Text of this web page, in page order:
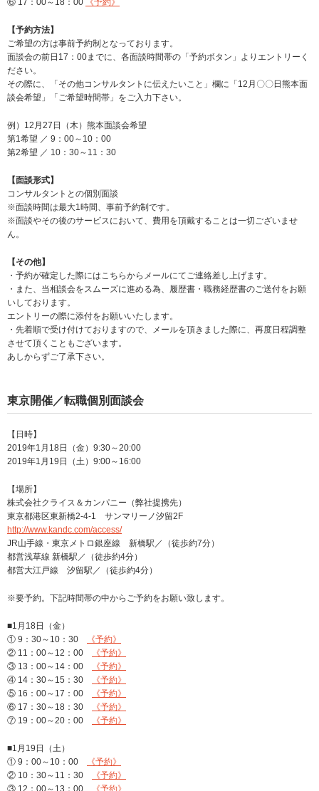
⑥ 17：00～18：00
《予約》
【予約方法】
ご希望の方は事前予約制となっております。
面談会の前日17：00までに、各面談時間帯の「予約ボタン」よりエントリーく
ださい。
その際に、「その他コンサルタントに伝えたいこと」欄に「12月〇〇日熊本面
談会希望」「ご希望時間帯」をご入力下さい。
例）12月27日（木）熊本面談会希望
第1希望 ／ 9：00～10：00
第2希望 ／ 10：30～11：30
【面談形式】
コンサルタントとの個別面談
※面談時間は最大1時間、事前予約制です。
※面談やその後のサービスにおいて、費用を頂戴することは一切ございませ
ん。
【その他】
・予約が確定した際にはこちらからメールにてご連絡差し上げます。
・また、当相談会をスムーズに進める為、履歴書・職務経歴書のご送付をお願
いしております。
エントリーの際に添付をお願いいたします。
・先着順で受け付けておりますので、メールを頂きました際に、再度日程調整
させて頂くこともございます。
あしからずご了承下さい。
東京開催／転職個別面談会
【日時】
2019年1月18日（金）9:30～20:00
2019年1月19日（土）9:00～16:00
【場所】
株式会社クライス＆カンパニー（弊社提携先）
東京都港区東新橋2-4-1 サンマリーノ汐留2F
http://www.kandc.com/access/
JR山手線・東京メトロ銀座線 新橋駅／（徒歩約7分）
都営浅草線 新橋駅／（徒歩約4分）
都営大江戸線 汐留駅／（徒歩約4分）
※要予約。下記時間帯の中からご予約をお願い致します。
■1月18日（金）
① 9：30～10：30
《予約》
② 11：00～12：00
《予約》
③ 13：00～14：00
《予約》
④ 14：30～15：30
《予約》
⑤ 16：00～17：00
《予約》
⑥ 17：30～18：30
《予約》
⑦ 19：00～20：00
《予約》
■1月19日（土）
① 9：00～10：00
《予約》
② 10：30～11：30
《予約》
③ 12：00～13：00
《予約》